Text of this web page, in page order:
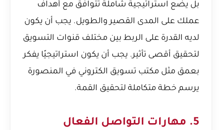
بل يضع استراتيجية شاملة تتوافق مع أهداف
عملك على المدى القصير والطويل. يجب أن يكون
لديه القدرة على الربط بين مختلف قنوات التسويق
لتحقيق أقصى تأثير. يجب أن يكون استراتيجيًا يفكر
بعمق مثل مكتب تسويق الكتروني في المنصورة
يرسم خطة متكاملة لتحقيق القمة.
5. مهارات التواصل الفعال